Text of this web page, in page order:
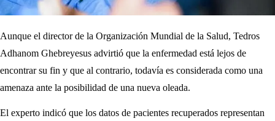
Aunque el director de la Organización Mundial de la Salud, Tedros
Adhanom Ghebreyesus advirtió que la enfermedad está lejos de
encontrar su fin y que al contrario, todavía es considerada como una
amenaza ante la posibilidad de una nueva oleada.
El experto indicó que los datos de pacientes recuperados representan